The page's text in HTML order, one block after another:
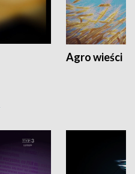
Agro wieści